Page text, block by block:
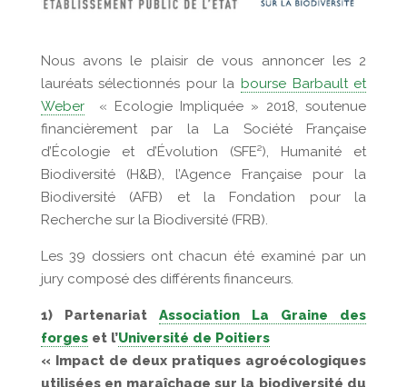
Nous avons le plaisir de vous annoncer les 2
lauréats sélectionnés pour labourse Barbault et
Weber« Ecologie Impliquée » 2018, soutenue
financièrement par la La Société Française
d’Écologie et d’Évolution (SFE²), Humanité et
Biodiversité (H&B), l’Agence Française pour la
Biodiversité (AFB) et la Fondation pour la
Recherche sur la Biodiversité (FRB).
Les 39 dossiers ont chacun été examiné par un
jury composé des différents financeurs.
1) Partenariat Association La Graine des
forgeset l’Université de Poitiers
« Impact de deux pratiques agroécologiques
utilisées en maraîchage sur la biodiversité du